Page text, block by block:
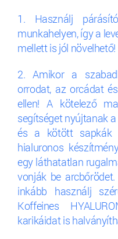
1. Használj
munkahelyen, így a
mellett is jól növelhető!
2. Amikor a
orrodat, az orcádat
ellen! A kötelező
segítséget nyújtanak
és a kötött sapkák
hialuronos
egy láthatatlan
vonják be
inkább használj
Koffeines
karikáidat is